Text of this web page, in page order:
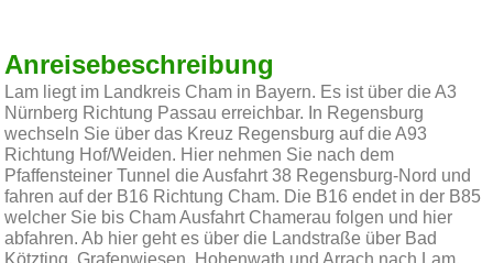
Anreisebeschreibung
Lam liegt im Landkreis Cham in Bayern. Es ist über die A3
Nürnberg Richtung Passau erreichbar. In Regensburg
wechseln Sie über das Kreuz Regensburg auf die A93
Richtung Hof/Weiden. Hier nehmen Sie nach dem
Pfaffensteiner Tunnel die Ausfahrt 38 Regensburg-Nord und
fahren auf der B16 Richtung Cham. Die B16 endet in der B85
welcher Sie bis Cham Ausfahrt Chamerau folgen und hier
abfahren. Ab hier geht es über die Landstraße über Bad